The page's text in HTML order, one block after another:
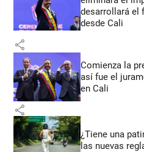
desarrollará el
desde Cali
share
Comienza la
así fue el
en Cali
share
¿Tiene una
las nuevas